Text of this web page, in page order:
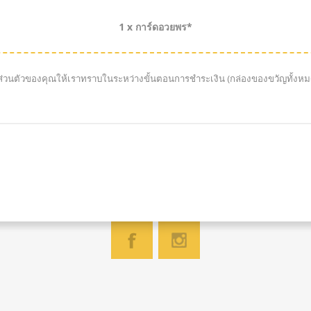
1 x การ์ดอวยพร*
นตัวของคุณให้เราทราบในระหว่างขั้นตอนการชำระเงิน (กล่องของขวัญทั้งห